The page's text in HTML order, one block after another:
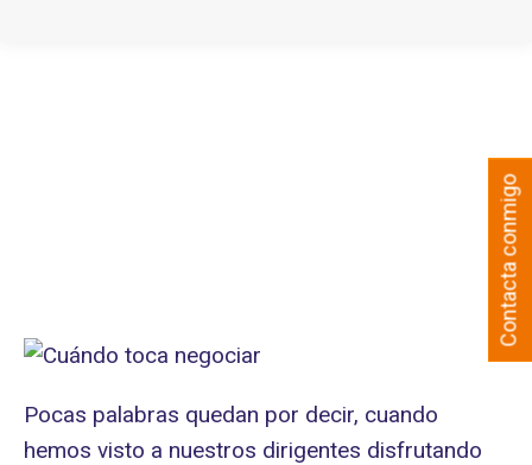
Pocas palabras quedan por decir, cuando
hemos visto a nuestros dirigentes disfrutando
Contacta conmigo